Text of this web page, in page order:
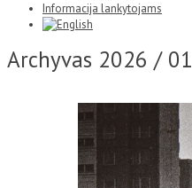
Informacija lankytojams
Archyvas 2026 / 01